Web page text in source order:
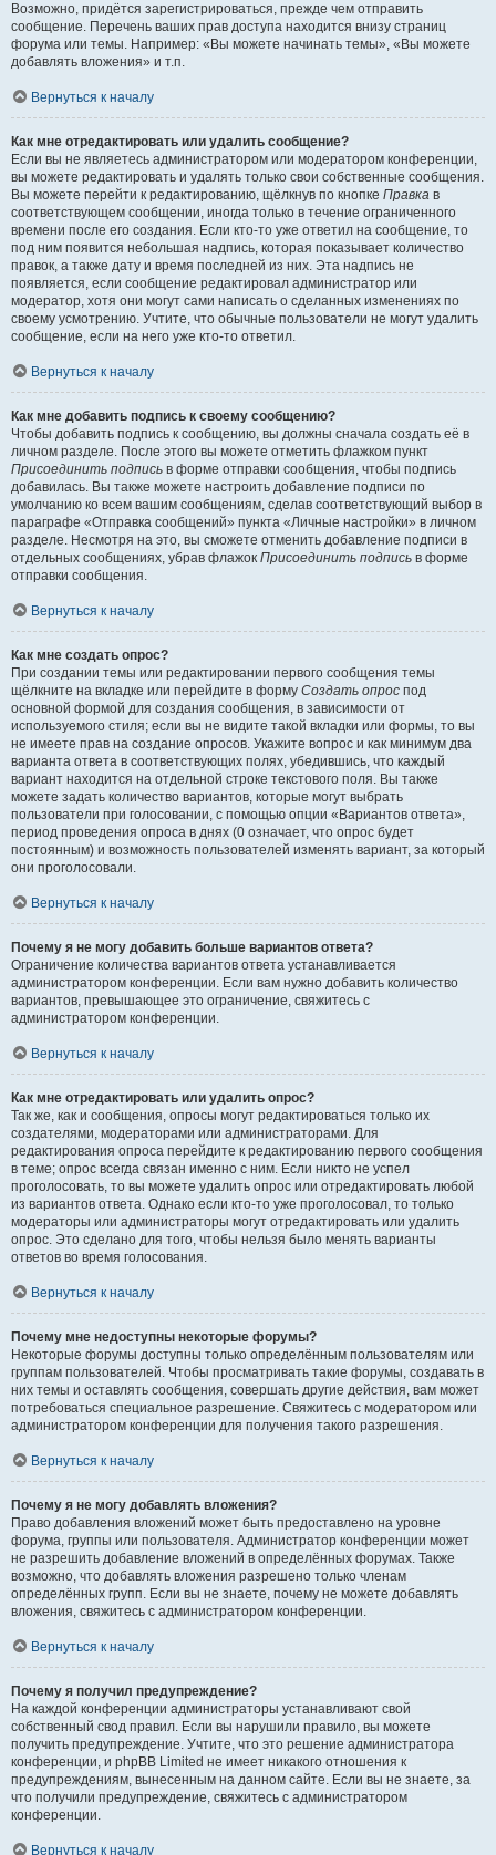
Возможно, придётся зарегистрироваться, прежде чем отправить
сообщение. Перечень ваших прав доступа находится внизу страниц
форума или темы. Например: «Вы можете начинать темы», «Вы можете
добавлять вложения» и т.п.
Вернуться к началу
Как мне отредактировать или удалить сообщение?
Если вы не являетесь администратором или модератором конференции,
вы можете редактировать и удалять только свои собственные сообщения.
Вы можете перейти к редактированию, щёлкнув по кнопке Правка в
соответствующем сообщении, иногда только в течение ограниченного
времени после его создания. Если кто-то уже ответил на сообщение, то
под ним появится небольшая надпись, которая показывает количество
правок, а также дату и время последней из них. Эта надпись не
появляется, если сообщение редактировал администратор или
модератор, хотя они могут сами написать о сделанных изменениях по
своему усмотрению. Учтите, что обычные пользователи не могут удалить
сообщение, если на него уже кто-то ответил.
Вернуться к началу
Как мне добавить подпись к своему сообщению?
Чтобы добавить подпись к сообщению, вы должны сначала создать её в
личном разделе. После этого вы можете отметить флажком пункт
Присоединить подпись в форме отправки сообщения, чтобы подпись
добавилась. Вы также можете настроить добавление подписи по
умолчанию ко всем вашим сообщениям, сделав соответствующий выбор в
параграфе «Отправка сообщений» пункта «Личные настройки» в личном
разделе. Несмотря на это, вы сможете отменить добавление подписи в
отдельных сообщениях, убрав флажок Присоединить подпись в форме
отправки сообщения.
Вернуться к началу
Как мне создать опрос?
При создании темы или редактировании первого сообщения темы
щёлкните на вкладке или перейдите в форму Создать опрос под
основной формой для создания сообщения, в зависимости от
используемого стиля; если вы не видите такой вкладки или формы, то вы
не имеете прав на создание опросов. Укажите вопрос и как минимум два
варианта ответа в соответствующих полях, убедившись, что каждый
вариант находится на отдельной строке текстового поля. Вы также
можете задать количество вариантов, которые могут выбрать
пользователи при голосовании, с помощью опции «Вариантов ответа»,
период проведения опроса в днях (0 означает, что опрос будет
постоянным) и возможность пользователей изменять вариант, за который
они проголосовали.
Вернуться к началу
Почему я не могу добавить больше вариантов ответа?
Ограничение количества вариантов ответа устанавливается
администратором конференции. Если вам нужно добавить количество
вариантов, превышающее это ограничение, свяжитесь с
администратором конференции.
Вернуться к началу
Как мне отредактировать или удалить опрос?
Так же, как и сообщения, опросы могут редактироваться только их
создателями, модераторами или администраторами. Для
редактирования опроса перейдите к редактированию первого сообщения
в теме; опрос всегда связан именно с ним. Если никто не успел
проголосовать, то вы можете удалить опрос или отредактировать любой
из вариантов ответа. Однако если кто-то уже проголосовал, то только
модераторы или администраторы могут отредактировать или удалить
опрос. Это сделано для того, чтобы нельзя было менять варианты
ответов во время голосования.
Вернуться к началу
Почему мне недоступны некоторые форумы?
Некоторые форумы доступны только определённым пользователям или
группам пользователей. Чтобы просматривать такие форумы, создавать в
них темы и оставлять сообщения, совершать другие действия, вам может
потребоваться специальное разрешение. Свяжитесь с модератором или
администратором конференции для получения такого разрешения.
Вернуться к началу
Почему я не могу добавлять вложения?
Право добавления вложений может быть предоставлено на уровне
форума, группы или пользователя. Администратор конференции может
не разрешить добавление вложений в определённых форумах. Также
возможно, что добавлять вложения разрешено только членам
определённых групп. Если вы не знаете, почему не можете добавлять
вложения, свяжитесь с администратором конференции.
Вернуться к началу
Почему я получил предупреждение?
На каждой конференции администраторы устанавливают свой
собственный свод правил. Если вы нарушили правило, вы можете
получить предупреждение. Учтите, что это решение администратора
конференции, и phpBB Limited не имеет никакого отношения к
предупреждениям, вынесенным на данном сайте. Если вы не знаете, за
что получили предупреждение, свяжитесь с администратором
конференции.
Вернуться к началу